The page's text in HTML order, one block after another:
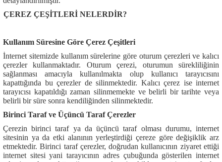
ÇEREZ ÇEŞİTLERİ NELERDİR?
Kullanım Süresine Göre Çerez Çeşitleri
İnternet sitemizde kullanım sürelerine göre oturum çerezleri ve kalıcı
çerezler kullanmaktadır. Oturum çerezi, oturumun sürekliliğinin
sağlanması amacıyla kullanılmakta olup kullanıcı tarayıcısını
kapattığında bu çerezler de silinmektedir. Kalıcı çerez ise internet
tarayıcısı kapatıldığı zaman silinmemekte ve belirli bir tarihte veya
belirli bir süre sonra kendiliğinden silinmektedir.
Birinci Taraf ve Üçüncü Taraf Çerezler
Çerezin birinci taraf ya da üçüncü taraf olması durumu, internet
sitesinin ya da etki alanının yerleştirdiği çereze göre değişiklik arz
etmektedir. Birinci taraf çerezler, doğrudan kullanıcının ziyaret ettiği
internet sitesi yani tarayıcının adres çubuğunda gösterilen internet